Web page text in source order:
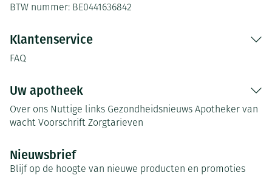
BTW nummer: BE0441636842
Klantenservice
FAQ
Uw apotheek
Over ons Nuttige links Gezondheidsnieuws Apotheker van
wacht Voorschrift Zorgtarieven
Nieuwsbrief
Blijf op de hoogte van nieuwe producten en promoties